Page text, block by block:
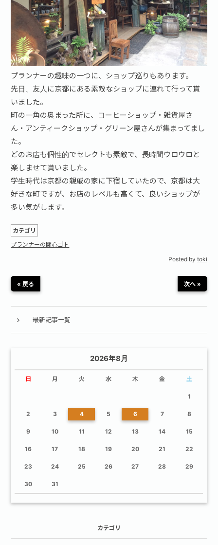
プランナーの趣味の一つに、ショップ巡りもあります。
先日、友人に京都にある素敵なショップに連れて行って貰
いました。
町の一角の奥まった所に、コーヒーショップ・雑貨屋さ
ん・アンティークショップ・グリーン屋さんが集まってまし
た。
どのお店も個性的でセレクトも素敵で、長時間ウロウロと
楽しませて貰いました。
学生時代は京都の親戚の家に下宿していたので、京都は大
好きな町ですが、お店のレベルも高くて、良いショップが
多い気がします。
カテゴリ
プランナーの関心ゴト
Posted by toki
« 戻る 次へ »
最新記事一覧
2026年8月
日 月 火 水 木 金 土
1
2 3 4 5 6 7 8
9 10 11 12 13 14 15
16 17 18 19 20 21 22
23 24 25 26 27 28 29
30 31
カテゴリ